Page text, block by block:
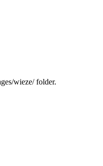
wieze/ folder.